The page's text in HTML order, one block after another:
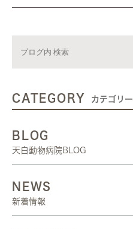
CATEGORY カテゴリー
BLOG
天白動物病院BLOG
NEWS
新着情報